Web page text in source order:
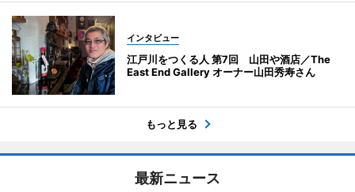
インタビュー
江戸川をつくる人 第7回 山田や酒店／The
East End Gallery オーナー山田秀寿さん
もっと見る
最新ニュース